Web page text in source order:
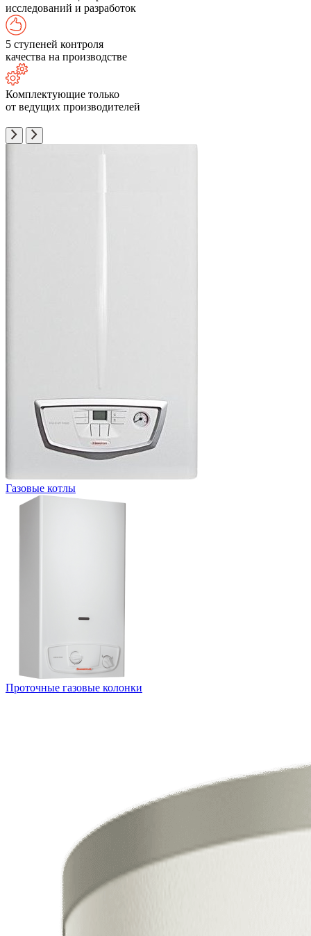
исследований и разработок
5 ступеней контроля
качества на производстве
Комплектующие только
от ведущих производителей
Газовые котлы
Проточные газовые колонки